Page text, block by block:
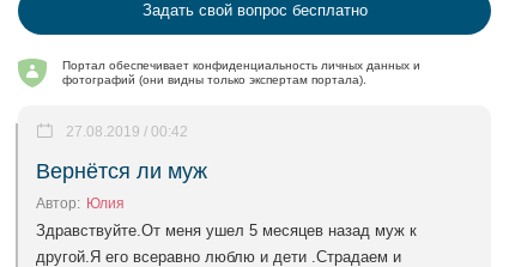
Задать свой вопрос бесплатно
Портал обеспечивает конфиденциальность личных данных и
фотографий (они видны только экспертам портала).
Вернётся ли муж
27.08.2019 / 00:42
Автор: Юлия
Здравствуйте.От меня ушел 5 месяцев назад муж к
другой.Я его всеравно люблю и дети .Страдаем и